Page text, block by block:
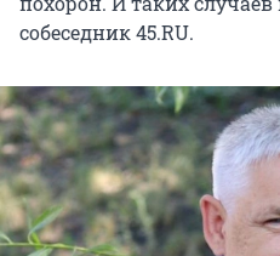
собеседник 45.RU.